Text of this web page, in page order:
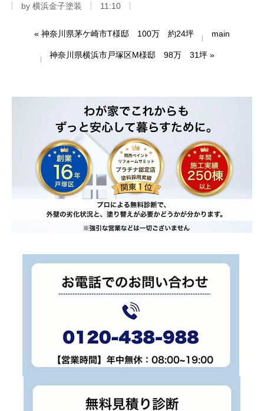
by 横浜金子塗装 11:10
« 神奈川県茅ケ崎市T様邸 100万 約24坪 main
神奈川県横浜市戸塚区M様邸 98万 31坪 »